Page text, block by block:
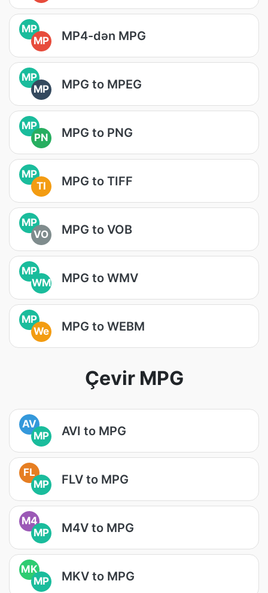
MP
MP
MP4-dən MPG
MP
MP
MPG to MPEG
MP
PN
MPG to PNG
MP
TI
MPG to TIFF
MP
VO
MPG to VOB
MP
WM
MPG to WMV
MP
We
MPG to WEBM
Çevir MPG
AV
MP
AVI to MPG
FL
MP
FLV to MPG
M4
MP
M4V to MPG
MK
MP
MKV to MPG